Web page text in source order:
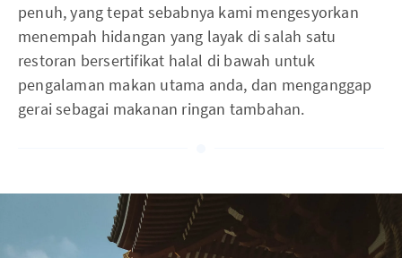
penuh, yang tepat sebabnya kami mengesyorkan
menempah hidangan yang layak di salah satu
restoran bersertifikat halal di bawah untuk
pengalaman makan utama anda, dan menganggap
gerai sebagai makanan ringan tambahan.